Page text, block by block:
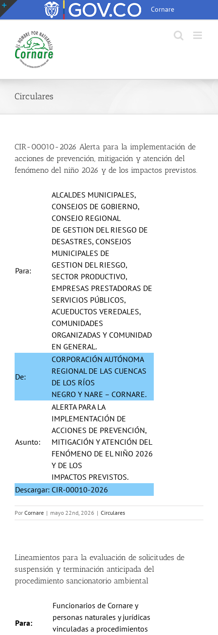
Saltar
al
Cornare
Circulares
CIR-00010-2026 Alerta para la implementación de
acciones de prevención, mitigación y atención del
fenómeno del niño 2026 y de los impactos previstos.
Para:
ALCALDES MUNICIPALES,
CONSEJOS DE GOBIERNO,
CONSEJO REGIONAL
DE GESTION DEL RIESGO DE
DESASTRES, CONSEJOS
MUNICIPALES DE
GESTION DEL RIESGO,
SECTOR PRODUCTIVO,
EMPRESAS PRESTADORAS DE
SERVICIOS PÚBLICOS,
ACUEDUCTOS VEREDALES,
COMUNIDADES
ORGANIZADAS Y COMUNIDAD
EN GENERAL.
De:
CORPORACIÓN AUTÓNOMA
REGIONAL DE LAS CUENCAS
DE LOS RÍOS
NEGRO Y NARE – CORNARE.
Asunto:
ALERTA PARA LA
IMPLEMENTACIÓN DE
ACCIONES DE PREVENCIÓN,
MITIGACIÓN Y ATENCIÓN DEL
FENÓMENO DE EL NIÑO 2026
Y DE LOS
IMPACTOS PREVISTOS.
Descargar: CIR-00010-2026
Por Cornare | mayo 22nd, 2026 | Circulares
Lineamientos para la evaluación de solicitudes de
suspensión y terminación anticipada del
procedimiento sancionatorio ambiental
Para:
Funcionarios de Cornare y
personas naturales y jurídicas
vinculadas a procedimientos
Toggle